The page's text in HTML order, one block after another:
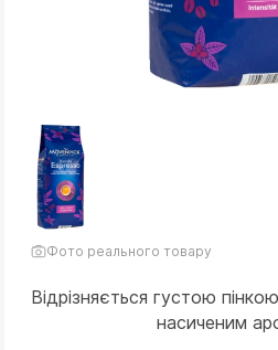
Фото реального товару
Відрізняється густою
насиченим